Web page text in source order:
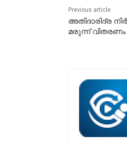
Previous article
അതിദാരിദ്ര
മരുന്ന്